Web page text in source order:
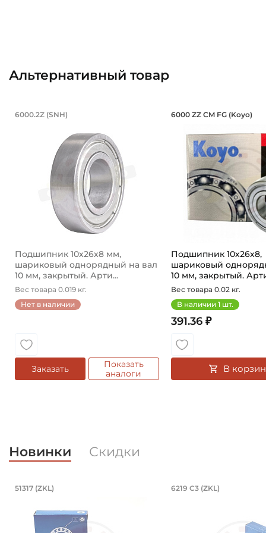
Альтернативный товар
Подшипник 10х26х8 мм,
6000.2Z (SNH)
Подшипник 10х26х8 мм,
шариковый однорядный на вал
10 мм, закрытый. Арти...
Вес товара 0.019 кг.
Нет в наличии
Заказать
Показать
аналоги
Подшипник
6000 ZZ CM FG (Koyo)
Подшипник 10х26х8,
шариковый
10 мм, закрытый.
Вес товара 0.02 кг.
В наличии 1шт.
391.36 ₽
В
Новинки Скидки
Подшипник 85х150х49 мм,
51317 (ZKL) Подшипник
6219 C3 (ZKL)